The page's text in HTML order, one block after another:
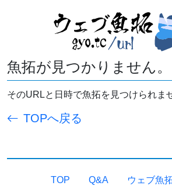
魚拓が見つかりません。
そのURLと日時で魚拓を見つけられま
TOPへ戻る
TOP Q&A ウェブ魚